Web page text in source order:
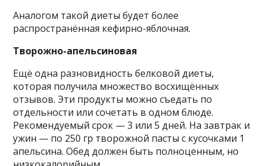
Аналогом такой диеты будет более
распространённая кефирно-яблочная.
Творожно-апельсиновая
Ещё одна разновидность белковой диеты,
которая получила множество восхищённых
отзывов. Эти продукты можно съедать по
отдельности или сочетать в одном блюде.
Рекомендуемый срок — 3 или 5 дней. На завтрак и
ужин — по 250 гр творожной пасты с кусочками 1
апельсина. Обед должен быть полноценным, но